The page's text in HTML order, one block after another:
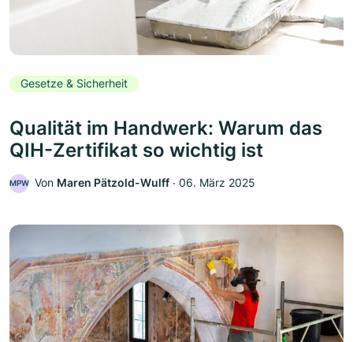
Gesetze & Sicherheit
Qualität im Handwerk: Warum das
QIH-Zertifikat so wichtig ist
MPW Von Maren Pätzold-Wulff ‧ 06. März 2025